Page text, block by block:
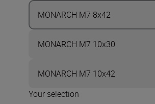
MONARCH M7 8x42
MONARCH M7 10x30
MONARCH M7 10x42
Your selection